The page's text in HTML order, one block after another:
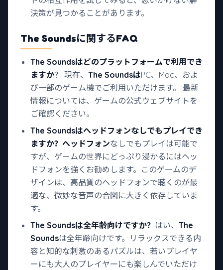
決策が見つかることがあります。
The Soundsに関するFAQ
The Soundsはどのプラットフォームで利用でき
ますか？ 現在、 The SoundsはPC、Mac、およ
び一部のゲーム機でご利用いただけます。 最新
情報については、ゲームの公式ウェブサイトを
ご確認ください。
The Soundsはヘッドフォンなしでもプレイでき
ますか？ヘッドフォンなしでもプレイは可能で
すが、ゲームの世界にどっぷり浸かるにはヘッ
ドフォンを強くお勧めします。このゲームのデ
ザインは、高品質のヘッドフォンで聴くのが最
適な、微妙な音声の合図に大きく依存していま
す。
The Soundsは全年齢向けですか？ はい、 The
Soundsは全年齢向けです。リラックスできる内
容と知的な刺激のあるパズルは、若いプレイヤ
ーにも大人のプレイヤーにも楽しんでいただけ